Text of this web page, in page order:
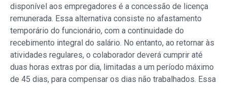
disponível aos empregadores é a concessão de licença
remunerada. Essa alternativa consiste no afastamento
temporário do funcionário, com a continuidade do
recebimento integral do salário. No entanto, ao retornar às
atividades regulares, o colaborador deverá cumprir até
duas horas extras por dia, limitadas a um período máximo
de 45 dias, para compensar os dias não trabalhados. Essa